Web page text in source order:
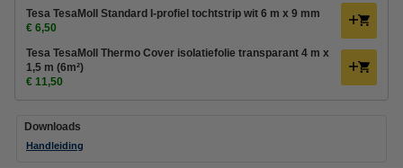
Tesa TesaMoll Standard I-profiel tochtstrip wit 6 m x 9 mm
€ 6,50
Tesa TesaMoll Thermo Cover isolatiefolie transparant 4 m x
1,5 m (6m²)
€ 11,50
Downloads
Handleiding